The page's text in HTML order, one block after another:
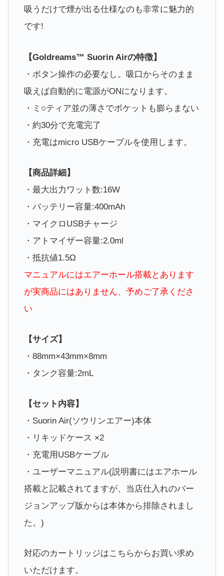
吸うだけで煙が出る仕様なのも非常に魅力的
です!
【Goldreams™ Suorin Airの特徴】
・ボタン操作の必要なし。吸口からそのまま
吸えば自動的に電源がONになります。
・ミ○ティア並の薄さでポケットも膨らまない
・約30分で充電完了
・充電はmicro USBケーブルを使用します。
【商品詳細】
・最大出力ワット数:16W
・バッテリー容量:400mAh
・マイクロUSBチャージ
・アトマイザー容量:2.0ml
・抵抗値1.5Ω
マニュアルにはエアーホール搭載とあります
が実商品にはありません、予めご了承くださ
い
【サイズ】
・88mm×43mm×8mm
・タンク容量:2mL
【セット内容】
・Suorin Air(ソウリンエアー)本体
・リキッドケース ×2
・充電用USBケーブル
・ユーザーマニュアル(説明書にはエアホール
搭載と記載されてますが、当店仕入れのバー
ジョンアップ版からは本体から排除されまし
た。)
対応のカートリッジはこちらからお買い求め
いただけます。